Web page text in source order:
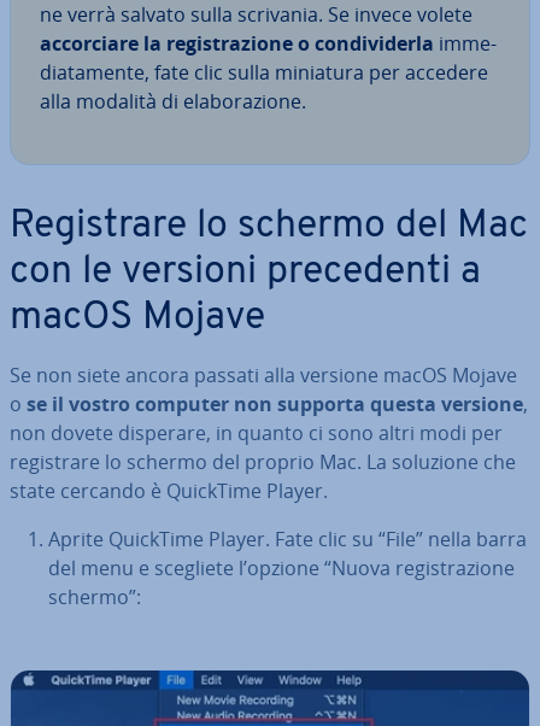
ne verrà salvato sulla scrivania. Se invece volete
ac­cor­cia­re la re­gi­stra­zio­ne o con­di­vi­der­la im­me­
dia­ta­men­te, fate clic sulla miniatura per accedere
alla modalità di ela­bo­ra­zio­ne.
Re­gi­stra­re lo schermo del Mac
con le versioni pre­ce­den­ti a
macOS Mojave
Se non siete ancora passati alla versione macOS Mojave
o se il vostro computer non supporta questa versione,
non dovete disperare, in quanto ci sono altri modi per
re­gi­stra­re lo schermo del proprio Mac. La soluzione che
state cercando è QuickTime Player.
Aprite QuickTime Player. Fate clic su “File” nella barra
del menu e scegliete l’opzione “Nuova re­gi­stra­zio­ne
schermo”: